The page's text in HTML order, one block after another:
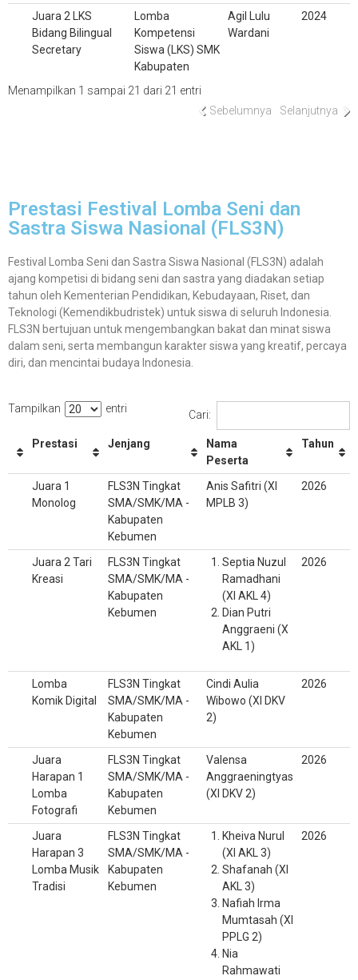
Juara 2 LKS
Bidang Bilingual
Secretary
Lomba
Kompetensi
Siswa (LKS) SMK
Kabupaten
Agil Lulu
Wardani
2024
Menampilkan 1 sampai 21 dari 21 entri
Sebelumnya
Selanjutnya
Prestasi Festival Lomba Seni dan
Sastra Siswa Nasional (FLS3N)
Festival Lomba Seni dan Sastra Siswa Nasional (FLS3N) adalah
ajang kompetisi di bidang seni dan sastra yang diadakan setiap
tahun oleh Kementerian Pendidikan, Kebudayaan, Riset, dan
Teknologi (Kemendikbudristek) untuk siswa di seluruh Indonesia.
FLS3N bertujuan untuk mengembangkan bakat dan minat siswa
dalam seni, serta membangun karakter siswa yang kreatif, percaya
diri, dan mencintai budaya Indonesia.
Tampilkan entri Cari:
Prestasi Jenjang
Nama
Peserta
Tahun
Juara 1
Monolog
FLS3N Tingkat
SMA/SMK/MA -
Kabupaten
Kebumen
Anis Safitri (XI
MPLB 3)
2026
Juara 2 Tari
Kreasi
FLS3N Tingkat
SMA/SMK/MA -
Kabupaten
Kebumen
Septia Nuzul
Ramadhani
(XI AKL 4)
Dian Putri
Anggraeni (X
AKL 1)
2026
Lomba
Komik Digital
FLS3N Tingkat
SMA/SMK/MA -
Kabupaten
Kebumen
Cindi Aulia
Wibowo (XI DKV
2)
2026
Juara
Harapan 1
Lomba
Fotografi
FLS3N Tingkat
SMA/SMK/MA -
Kabupaten
Kebumen
Valensa
Anggraeningtyas
(XI DKV 2)
2026
Juara
Harapan 3
Lomba Musik
Tradisi
FLS3N Tingkat
SMA/SMK/MA -
Kabupaten
Kebumen
Kheiva Nurul
(XI AKL 3)
Shafanah (XI
AKL 3)
Nafiah Irma
Mumtasah (XI
PPLG 2)
Nia
Rahmawati
2026